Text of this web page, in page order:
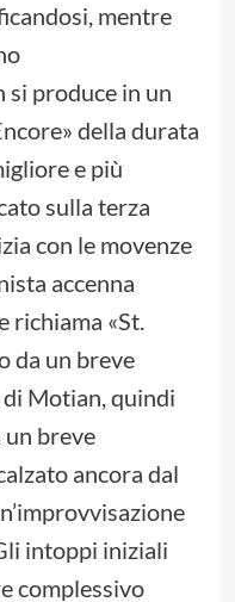
mentre
si produce in un
della durata
e più
sulla terza
con le movenze
accenna
richiama «St.
da un breve
Motian, quindi
breve
ancora dal
intoppi iniziali
complessivo